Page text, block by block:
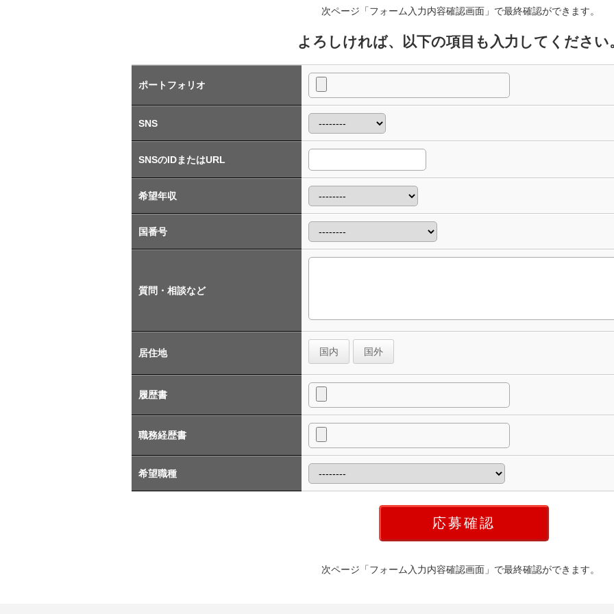
次ページ「フォーム入力内容確認画面」で最終確認ができます。
よろしければ、以下の項目も入力してください
ポートフォリオ
SNS
SNSのIDまたはURL
希望年収
国番号
質問・相談など
居住地 国内 国外
履歴書
職務経歴書
希望職種
次ページ「フォーム入力内容確認画面」で最終確認ができます。